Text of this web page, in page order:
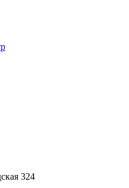
324